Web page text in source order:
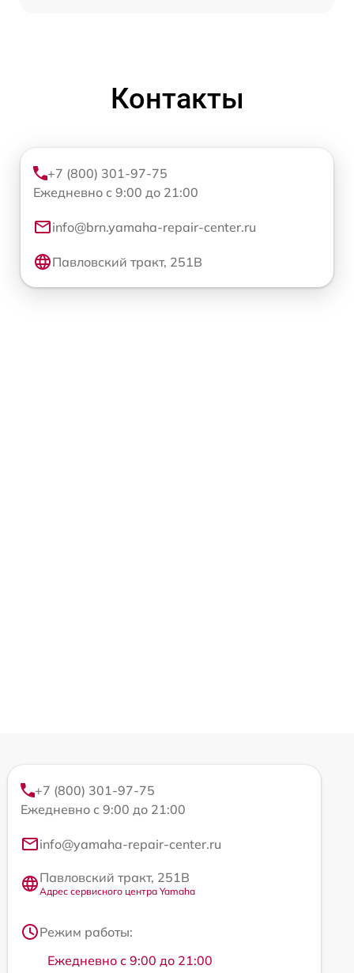
Контакты
+7 (800) 301-97-75
Ежедневно с 9:00 до 21:00
info@brn.yamaha-repair-center.ru
Павловский тракт, 251В
+7 (800) 301-97-75
Ежедневно с 9:00 до 21:00
info@yamaha-repair-center.ru
Павловский тракт, 251В
Адрес сервисного центра Yamaha
Режим работы:
Ежедневно с 9:00 до 21:00